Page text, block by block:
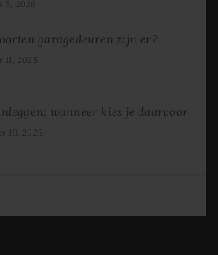
5, 2026
garagedeuren zijn er?
11, 2025
wanneer kies je daarvoor
19, 2025